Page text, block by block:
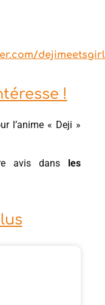
dejimeetsgirl
!
l’anime « Deji »
avis dans
les